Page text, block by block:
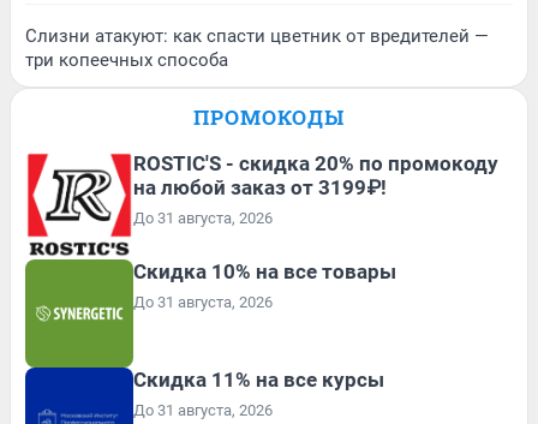
Слизни атакуют: как спасти цветник от вредителей —
три копеечных способа
ПРОМОКОДЫ
ROSTIC'S - скидка 20% по промокоду
на любой заказ от 3199₽!
До 31 августа, 2026
Скидка 10% на все товары
До 31 августа, 2026
Скидка 11% на все курсы
До 31 августа, 2026